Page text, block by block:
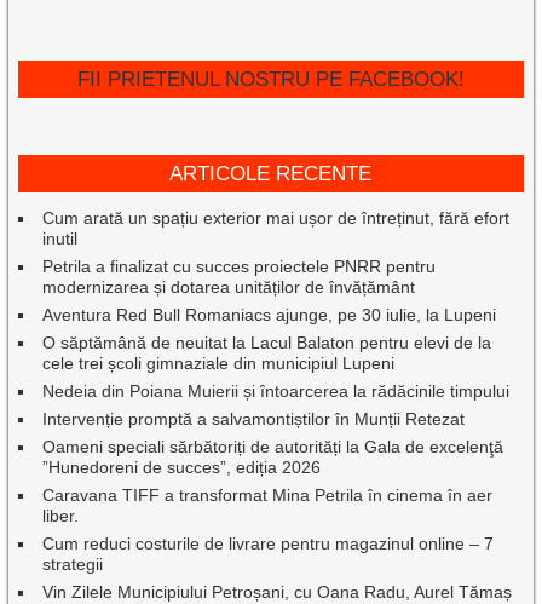
FII PRIETENUL NOSTRU PE FACEBOOK!
ARTICOLE RECENTE
Cum arată un spațiu exterior mai ușor de întreținut, fără efort
inutil
Petrila a finalizat cu succes proiectele PNRR pentru
modernizarea și dotarea unităților de învățământ
Aventura Red Bull Romaniacs ajunge, pe 30 iulie, la Lupeni
O săptămână de neuitat la Lacul Balaton pentru elevi de la
cele trei școli gimnaziale din municipiul Lupeni
Nedeia din Poiana Muierii și întoarcerea la rădăcinile timpului
Intervenție promptă a salvamontiștilor în Munții Retezat
Oameni speciali sărbătoriți de autorități la Gala de excelenţă
”Hunedoreni de succes”, ediția 2026
Caravana TIFF a transformat Mina Petrila în cinema în aer
liber.
Cum reduci costurile de livrare pentru magazinul online – 7
strategii
Vin Zilele Municipiului Petroșani, cu Oana Radu, Aurel Tămaș